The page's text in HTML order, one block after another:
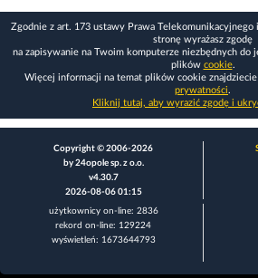
Zgodnie z art. 173 ustawy Prawa Telekomunikacyjnego
stronę wyrażasz zgodę
na zapisywanie na Twoim komputerze niezbędnych do
plików cookie.
Więcej informacji na temat plików cookie
prywatności.
Kliknij tutaj, aby wyrazić zgodę i
Copyright © 2006-2026
by 24opole sp. z o.o.
v4.30.7
2026-08-06 01:15
użytkownicy on-line: 2836
rekord on-line: 129224
wyświetleń: 1673644793